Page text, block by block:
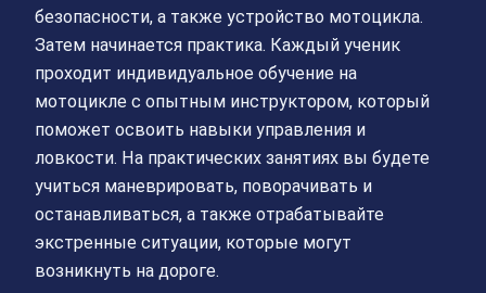
безопасности, а также устройство мотоцикла.
Затем начинается практика. Каждый ученик
проходит индивидуальное обучение на
мотоцикле с опытным инструктором, который
поможет освоить навыки управления и
ловкости. На практических занятиях вы будете
учиться маневрировать, поворачивать и
останавливаться, а также отрабатывайте
экстренные ситуации, которые могут
возникнуть на дороге.